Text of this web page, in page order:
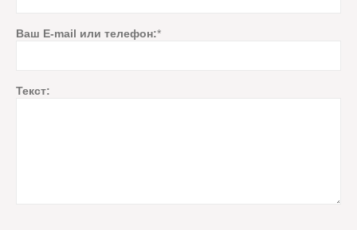
Ваш E-mail или телефон:*
Текст: